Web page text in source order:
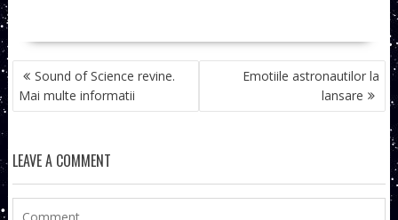
NAVIGARE
ÎN
ARTICOLE
Sound of Science revine.
Mai multe informatii
Emotiile astronautilor la
lansare
LEAVE A COMMENT